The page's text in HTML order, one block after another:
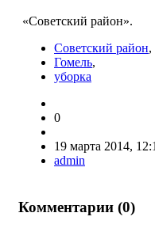
«Советский район».
Советский район,
Гомель,
уборка
0
19 марта 2014,
admin
Комментарии (0)